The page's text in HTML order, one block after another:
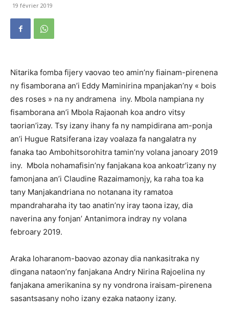
19 février 2019
Nitarika fomba fijery vaovao teo amin’ny fiainam-pirenena
ny fisamborana an’i Eddy Maminirina mpanjakan’ny « bois
des roses » na ny andramena iny. Mbola nampiana ny
fisamborana an’i Mbola Rajaonah koa andro vitsy
taorian’izay. Tsy izany ihany fa ny nampidirana am-ponja
an’i Hugue Ratsiferana izay voalaza fa nangalatra ny
fanaka tao Ambohitsorohitra tamin’ny volana janoary 2019
iny. Mbola nohamafisin’ny fanjakana koa ankoatr’izany ny
famonjana an’i Claudine Razaimamonjy, ka raha toa ka
tany Manjakandriana no notanana ity ramatoa
mpandraharaha ity tao anatin’ny iray taona izay, dia
naverina any fonjan’ Antanimora indray ny volana
febroary 2019.
Araka loharanom-baovao azonay dia nankasitraka ny
dingana nataon’ny fanjakana Andry Nirina Rajoelina ny
fanjakana amerikanina sy ny vondrona iraisam-pirenena
sasantsasany noho izany ezaka nataony izany.